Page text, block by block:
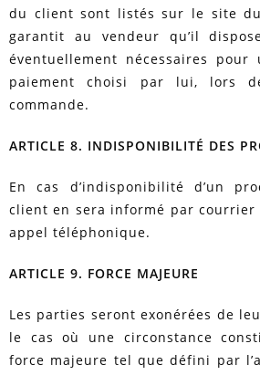
du client sont listés sur le site
garantit au vendeur qu’il
éventuellement nécessaires
paiement choisi par lui, lors
commande.
ARTICLE 8. INDISPONIBILITÉ DES
En cas d’indisponibilité d’un
client en sera informé par
appel téléphonique.
ARTICLE 9. FORCE MAJEURE
Les parties seront exonérées de
le cas où une circonstance
force majeure tel que défini par